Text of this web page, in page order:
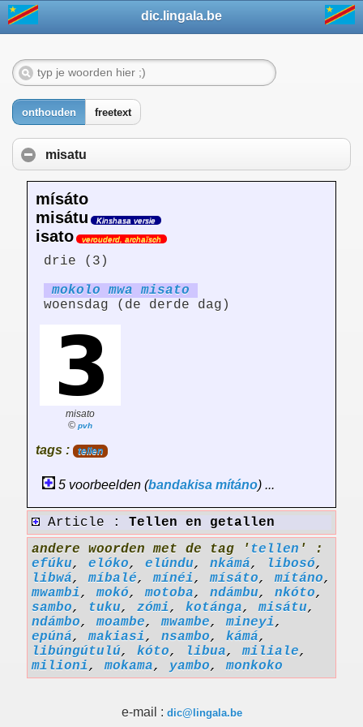
dic.lingala.be
onthouden freetext
misatu
mísáto
misátu
Kinshasa versie
isato verouderd, archaïsch
drie (3)
mokolo mwa misato
woensdag (de derde dag)
misato
© pvh
tags : tellen
5 voorbeelden (bandakisa mítáno) ...
Article : Tellen en getallen
andere woorden met de tag ' tellen ' :
efúku, elóko, elúndu, nkámá, libosó,
libwá,míbalé,mínéi,mísáto,mítáno,
mwambi,mokó,motoba, ndámbu, nkóto,
sambo, tuku, zómi, kotánga,misátu,
ndámbo,moambe,mwambe,mineyi,
epúná,makiasi, nsambo, kámá,
libúngútulú, kóto, libua,miliale,
milioni,mokama, yambo,monkoko
e-mail : dic@lingala.be